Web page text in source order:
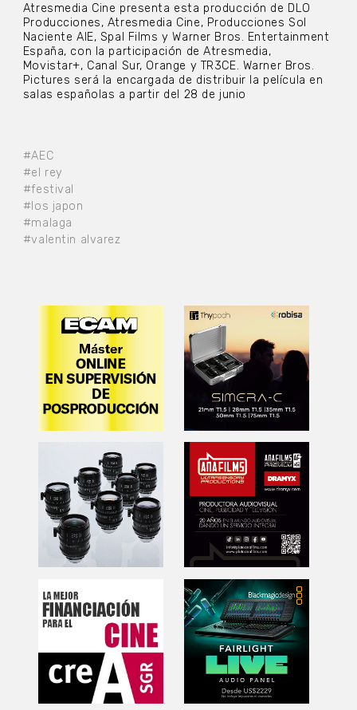
#AEC
#el rey
#festival
#los japon
#malaga
#valentin alvarez
Atresmedia Cine presenta esta producción de DLO
Producciones, Atresmedia Cine, Producciones Sol
Naciente AIE, Spal Films y Warner Bros. Entertainment
España, con la participación de Atresmedia,
Movistar+, Canal Sur, Orange y TR3CE. Warner Bros.
Pictures será la encargada de distribuir la película en
salas españolas a partir del 28 de junio